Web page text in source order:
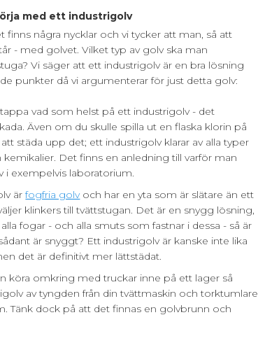
med ett industrigolv
finns några nycklar och vi tycker att man, så att
- med golvet. Vilket typ av golv ska man
Vi säger att ett industrigolv är en bra lösning
punkter då vi argumenterar för just detta golv:
vad som helst på ett industrigolv - det
Även om du skulle spilla ut en flaska klorin på
städa upp det; ett industrigolv klarar av alla typer
kemikalier. Det finns en anledning till varför man
i exempelvis laboratorium.
ärfogfria golvoch har en yta som är slätare än ett
klinkers till tvättstugan. Det är en snygg lösning,
fogar - och alla smuts som fastnar i dessa - så är
är snyggt? Ett industrigolv är kanske inte lika
det är definitivt mer lättstädat.
köra omkring med truckar inne på ett lager så
av tyngden från din tvättmaskin och torktumlare
Tänk dock på att det finnas en golvbrunn och